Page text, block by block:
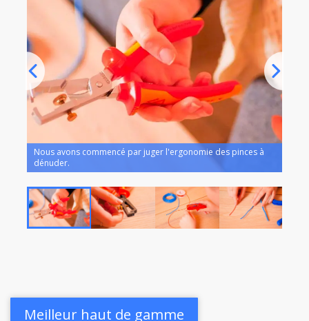
Nous avons commencé par juger l'ergonomie des pinces à
dénuder.
Meilleur haut de gamme